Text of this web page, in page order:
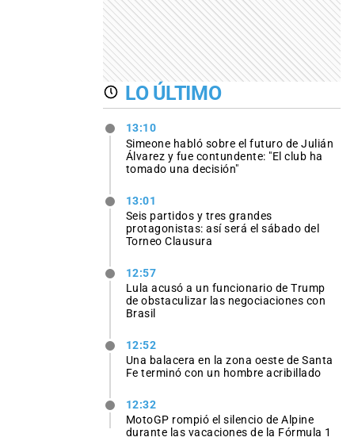
LO ÚLTIMO
13:10
Simeone habló sobre el futuro de Julián
Álvarez y fue contundente: "El club ha
tomado una decisión"
13:01
Seis partidos y tres grandes
protagonistas: así será el sábado del
Torneo Clausura
12:57
Lula acusó a un funcionario de Trump
de obstaculizar las negociaciones con
Brasil
12:52
Una balacera en la zona oeste de Santa
Fe terminó con un hombre acribillado
12:32
MotoGP rompió el silencio de Alpine
durante las vacaciones de la Fórmula 1